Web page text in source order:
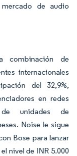
de audio
combinación de
internacionales
del 32,9%,
en redes
unidades de
Noise le sigue
Bose para lanzar
nivel de INR 5.000